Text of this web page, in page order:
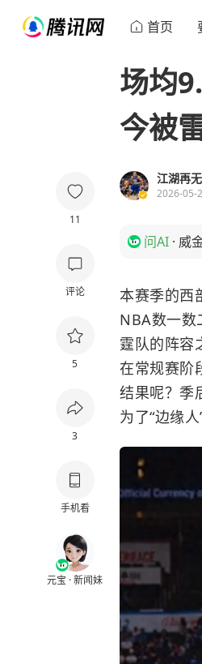
首页
11
评论
5
3
手机看
元宝 · 新闻妹
场均
今被
江湖再
2026-05-
问AI · 威
本赛季的西
NBA数一数
霆队的阵容
在常规赛阶
结果呢？季
为了“边缘人”